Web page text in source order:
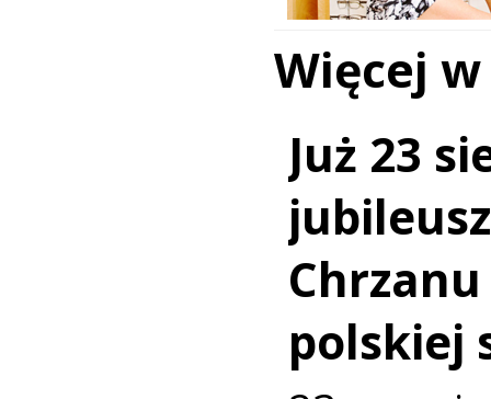
Więcej
Już 23
polskiej